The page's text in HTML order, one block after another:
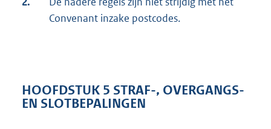
Convenant inzake postcodes.
HOOFDSTUK 5 STRAF-, OVERGANGS-
EN SLOTBEPALINGEN